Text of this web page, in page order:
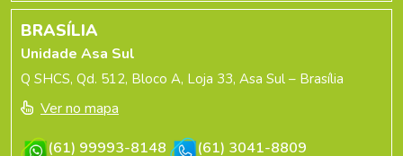
BRASÍLIA
Unidade Asa Sul
Q SHCS, Qd. 512, Bloco A, Loja 33, Asa Sul – Brasília
Ver no mapa
(61) 99993-8148
(61) 3041-8809